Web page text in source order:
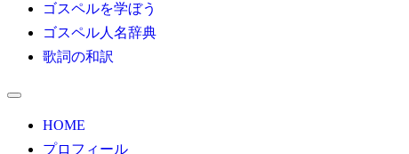
ゴスペルを学ぼう
ゴスペル人名辞典
歌詞の和訳
HOME
プロフィール